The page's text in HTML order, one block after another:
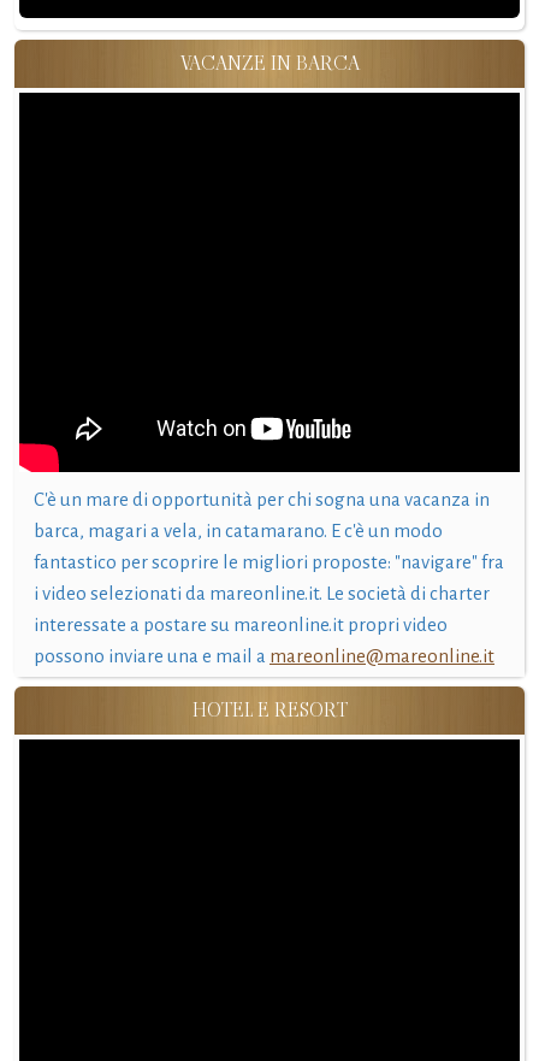
VACANZE IN BARCA
C'è un mare di opportunità per chi sogna una vacanza in
barca, magari a vela, in catamarano. E c'è un modo
fantastico per scoprire le migliori proposte: "navigare" fra
i video selezionati da mareonline.it. Le società di charter
interessate a postare su mareonline.it propri video
possono inviare una e mail a mareonline@mareonline.it
HOTEL E RESORT